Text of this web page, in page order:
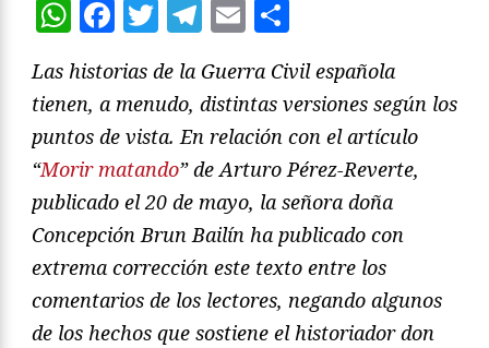
WhatsApp
Facebook
Twitter
Telegram
Email
Las historias de la Guerra Civil española
tienen, a menudo, distintas versiones según los
puntos de vista. En relación con el artículo
“Morir matando” de Arturo Pérez-Reverte,
publicado el 20 de mayo, la señora doña
Concepción Brun Bailín ha publicado con
extrema corrección este texto entre los
comentarios de los lectores, negando algunos
de los hechos que sostiene el historiador don